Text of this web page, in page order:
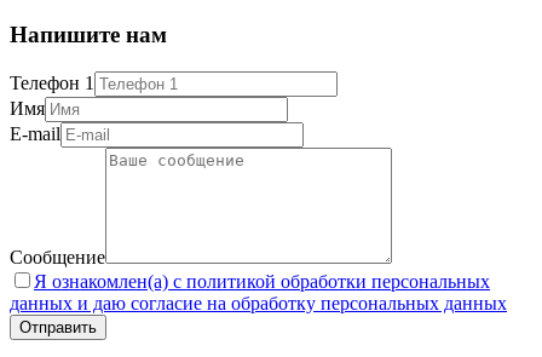
Напишите нам
Телефон 1
Имя
E-mail
Сообщение
Я ознакомлен(а) с политикой обработки персональных
данных и даю согласие на обработку персональных данных